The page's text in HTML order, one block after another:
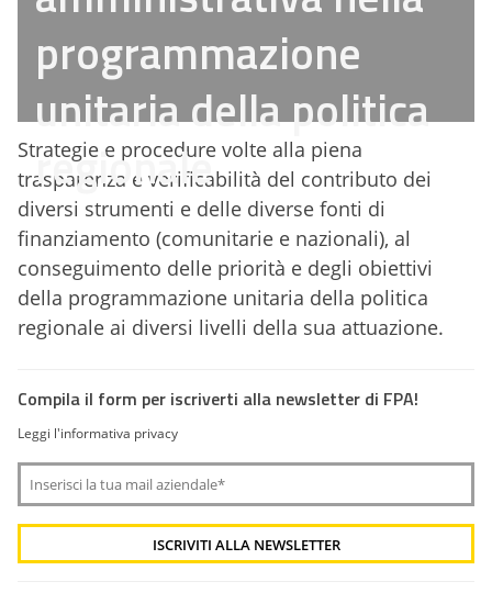
programmazione
unitaria della politica
regionale
Strategie e procedure volte alla piena
trasparenza e verificabilità del contributo dei
diversi strumenti e delle diverse fonti di
finanziamento (comunitarie e nazionali), al
conseguimento delle priorità e degli obiettivi
della programmazione unitaria della politica
regionale ai diversi livelli della sua attuazione.
Compila il form per iscriverti alla newsletter di FPA!
Leggi l'informativa privacy